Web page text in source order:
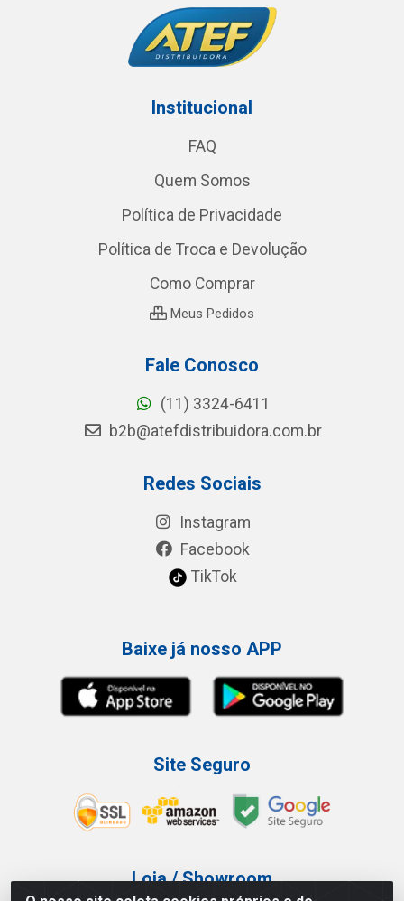
Institucional
FAQ
Quem Somos
Política de Privacidade
Política de Troca e Devolução
Como Comprar
Meus Pedidos
Fale Conosco
(11) 3324-6411
b2b@atefdistribuidora.com.br
Redes Sociais
Instagram
Facebook
TikTok
Baixe já nosso APP
Site Seguro
Loja / Showroom